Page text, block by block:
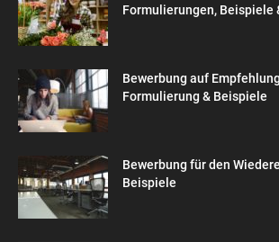
Formulierungen, Beispiele
Bewerbung auf
Formulierung & Beispiele
Bewerbung für den
Beispiele